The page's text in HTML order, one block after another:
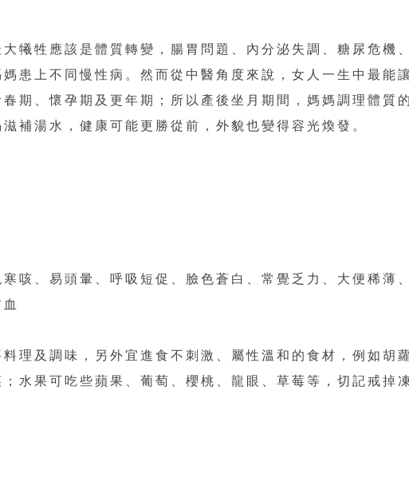
犧牲應該是體質轉變，腸胃問題、內分泌失調、糖尿危機
患上不同慢性病。然而從中醫角度來說，女人一生中最能
期、懷孕期及更年期；所以產後坐月期間，媽媽調理體質
補湯水，健康可能更勝從前，外貌也變得容光煥發。
咳、易頭暈、呼吸短促、臉色蒼白、常覺乏力、大便稀薄
理及調味，另外宜進食不刺激、屬性溫和的食材，例如胡
水果可吃些蘋果、葡萄、櫻桃、龍眼、草莓等，切記戒掉